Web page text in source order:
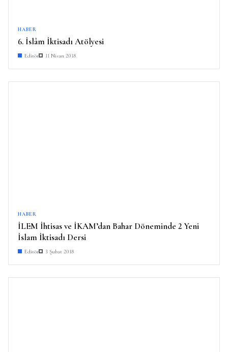
HABER
6. İslâm İktisadı Atölyesi
Editör 11 Nisan 2018
HABER
İLEM İhtisas ve İKAM’dan Bahar Döneminde 2 Yeni
İslam İktisadı Dersi
Editör 3 Şubat 2018